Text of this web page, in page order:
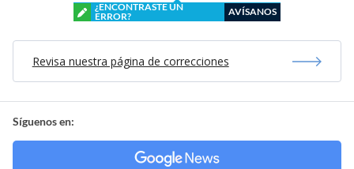
¿ENCONTRASTE UN
ERROR?
AVÍSANOS
Revisa nuestra página de correcciones
Síguenos en: